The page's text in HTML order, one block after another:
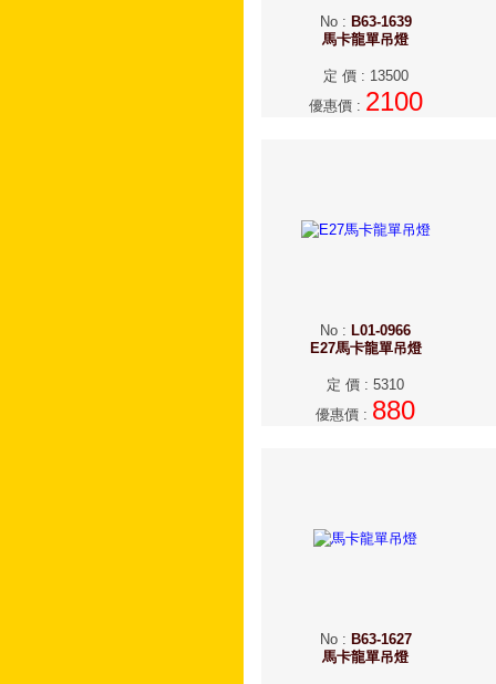
No: B63-1639
馬卡龍單吊燈
定 價: 13500
優惠價: 2100
No : L01-0966
E27馬卡龍單吊燈
定 價 : 5310
優惠價 : 880
No: B63-1627
馬卡龍單吊燈